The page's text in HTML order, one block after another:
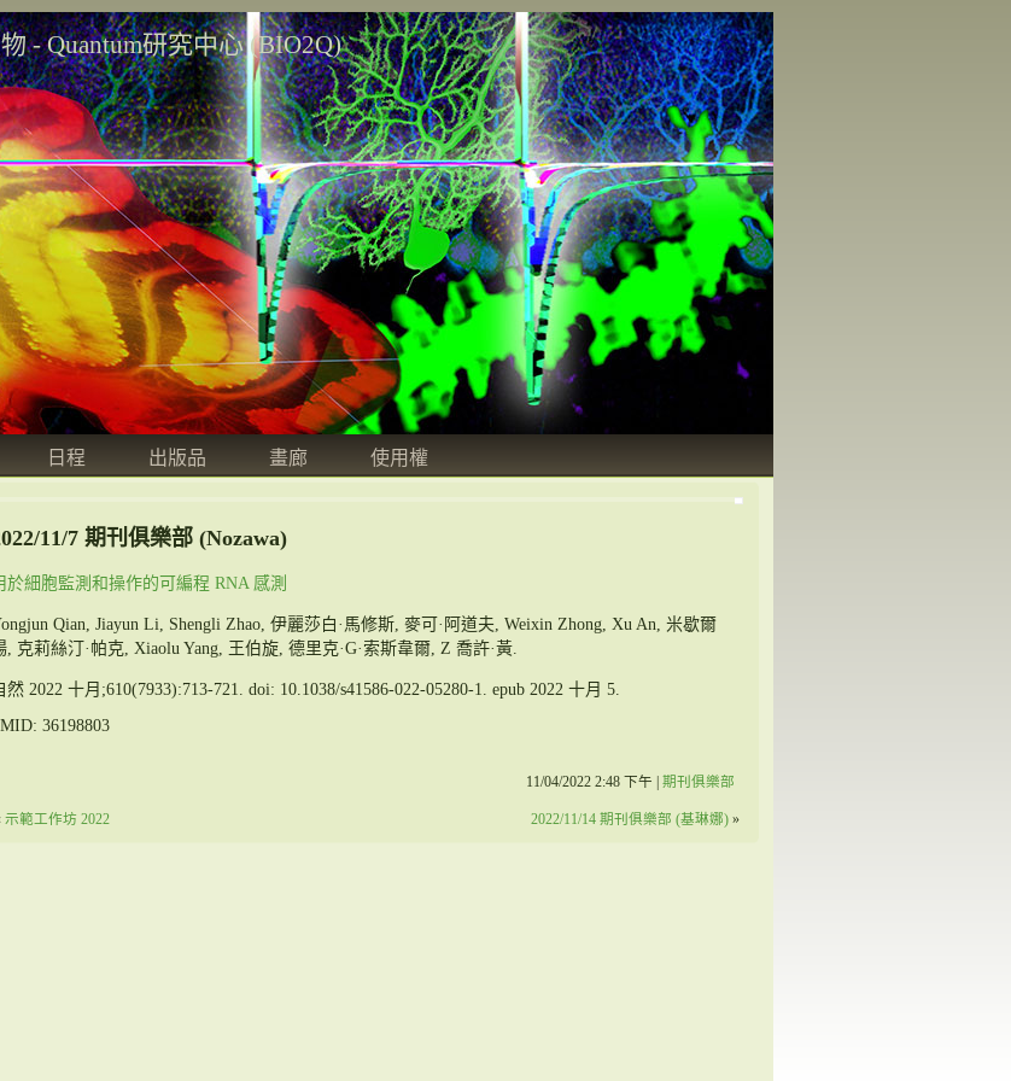
- Quantum研究中心 (BIO2Q)
日程 出版品 畫廊 使用權
11/7 期刊俱樂部 (Nozawa)
於細胞監測和操作的可編程 RNA 感測
Qian, Jiayun Li, Shengli Zhao, 伊麗莎白·馬修斯, 麥可·阿道夫, Weixin Zhong, Xu An, 米歇爾
, 克莉絲汀·帕克, Xiaolu Yang, 王伯旋, 德里克·G·索斯韋爾, Z 喬許·黃.
然 2022 十月;610(7933):713-721. doi: 10.1038/s41586-022-05280-1. epub 2022 十月 5.
36198803
11/04/2022 2:48 下午 |期刊俱樂部
示範工作坊 2022 2022/11/14 期刊俱樂部 (基琳娜)»